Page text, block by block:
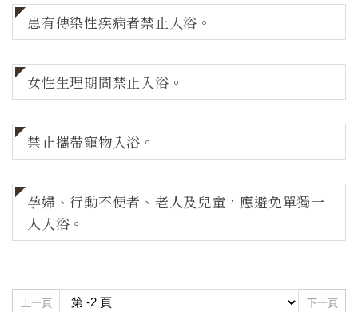
患有傳染性疾病者禁止入浴。
女性生理期間禁止入浴。
禁止攜帶寵物入浴。
孕婦、行動不便者、老人及兒童，應避免單獨一
人入浴。
上一頁 下一頁